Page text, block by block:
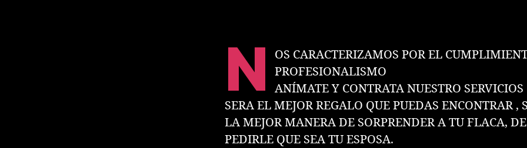
N
OS CARACTERIZAMOS POR EL
PROFESIONALISMO
ANÍMATE Y CONTRATA NUESTRO SERVICIOS
SERA EL MEJOR REGALO QUE PUEDAS ENCONTRAR ,
LA MEJOR MANERA DE SORPRENDER A TU FLACA, DE
PEDIRLE QUE SEA TU ESPOSA.